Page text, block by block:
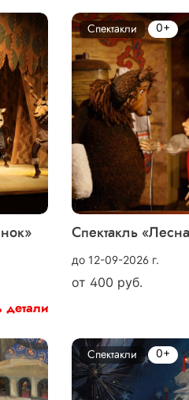
детали
Спектакль
до 12-09-2026 г.
от 400 руб.
Спектакли 0+
Спектакли 0+